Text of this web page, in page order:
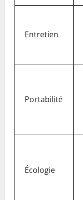
Entretien
Portabilité
Écologie